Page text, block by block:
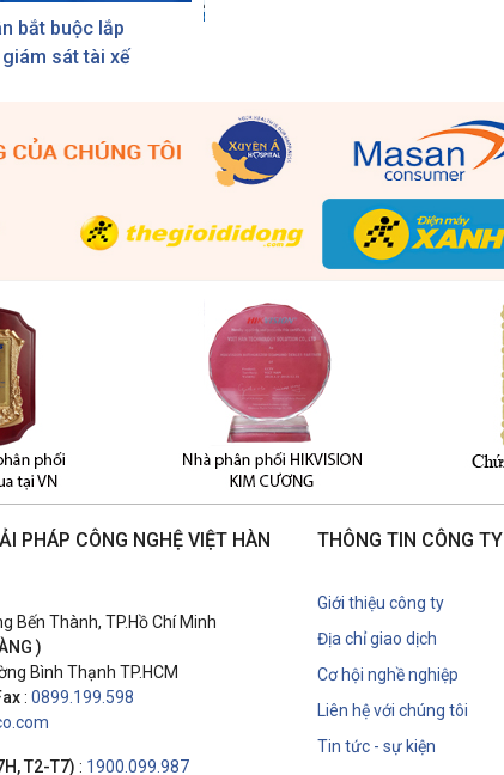
bắt buộc lắp
sát tài xế
PHÁP CÔNG NGHỆ VIỆT HÀN
Bến Thành, TP.Hồ Chí Minh
)
Bình Thạnh TP.HCM
: 0899.199.598
T2-T7) : 1900.099.987
THÔNG TIN CÔNG TY
Giới thiệu công ty
Địa chỉ giao dịch
Cơ hội nghề nghiệp
Liên hệ với chúng tôi
Tin tức - sự kiện